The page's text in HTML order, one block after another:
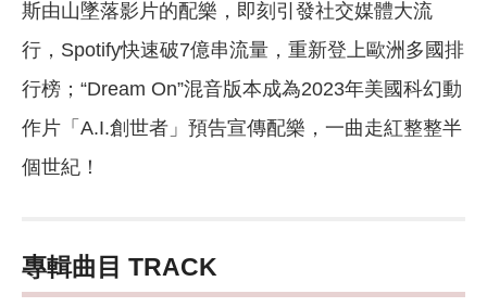
斯由山墜落影片的配樂，即刻引發社交媒體大流
行，Spotify快速破7億串流量，重新登上歐洲多國排
行榜；“Dream On”混音版本成為2023年美國科幻動
作片「A.I.創世者」預告宣傳配樂，一曲走紅整整半
個世紀！
專輯曲目 TRACK